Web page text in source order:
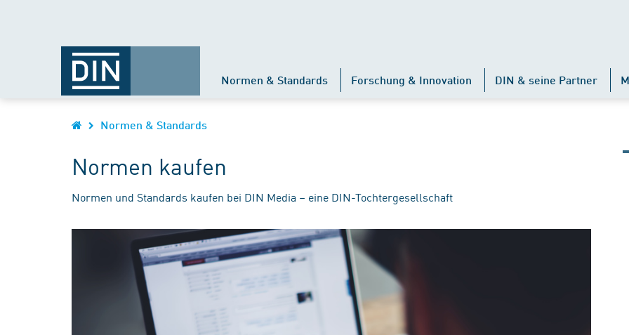
Normen & Standards Forschung & Innovation DIN & seine Partner
Normen & Standards
Normen kaufen
Normen und Standards kaufen bei DIN Media – eine DIN-Tochtergesellschaft